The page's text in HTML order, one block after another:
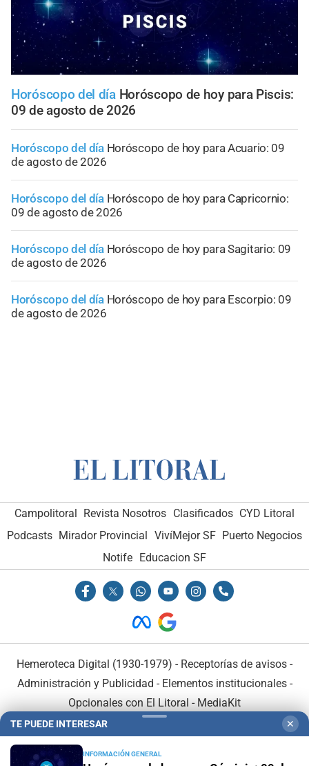
Horóscopo del día Horóscopo de hoy para Piscis:
09 de agosto de 2026
Horóscopo del día Horóscopo de hoy para Acuario: 09
de agosto de 2026
Horóscopo del día Horóscopo de hoy para Capricornio:
09 de agosto de 2026
Horóscopo del día Horóscopo de hoy para Sagitario: 09
de agosto de 2026
Horóscopo del día Horóscopo de hoy para Escorpio: 09
de agosto de 2026
Campolitoral Revista Nosotros Clasificados CYD Litoral
Podcasts Mirador Provincial VivíMejor SF Puerto Negocios
Notife Educacion SF
Hemeroteca Digital (1930-1979) - Receptorías de avisos -
Administración y Publicidad - Elementos institucionales-
Opcionales con El Litoral - MediaKit
TE PUEDE INTERESAR ✕
INFORMACIÓN GENERAL